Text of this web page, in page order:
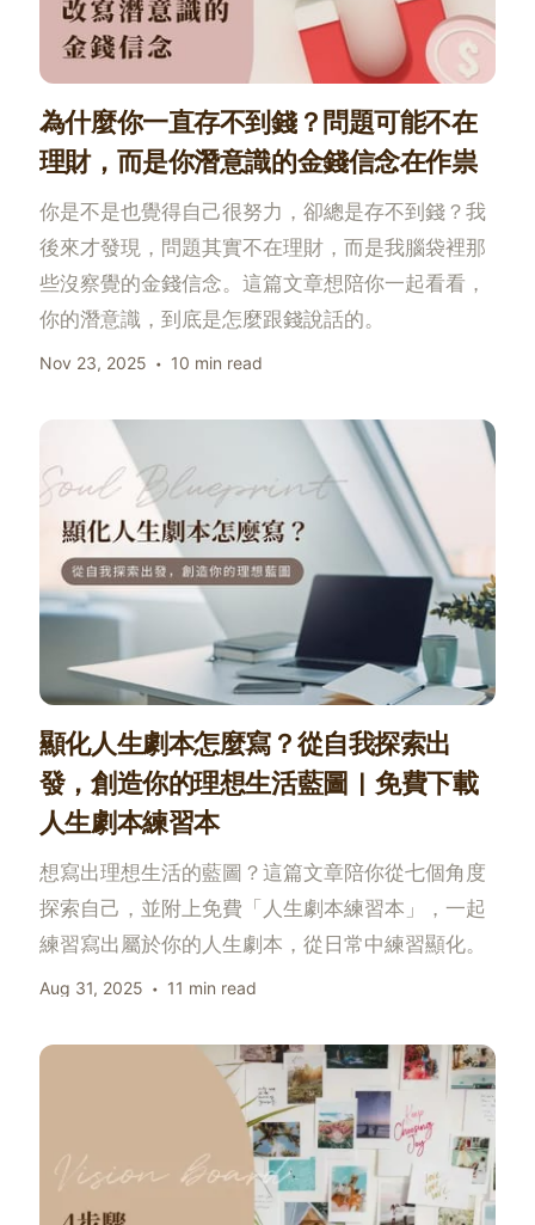
為什麼你一直存不到錢？問題可能不在
理財，而是你潛意識的金錢信念在作祟
你是不是也覺得自己很努力，卻總是存不到錢？我
後來才發現，問題其實不在理財，而是我腦袋裡那
些沒察覺的金錢信念。這篇文章想陪你一起看看，
你的潛意識，到底是怎麼跟錢說話的。
Nov 23, 2025 10 min read
顯化人生劇本怎麼寫？從自我探索出
發，創造你的理想生活藍圖 | 免費下載
人生劇本練習本
想寫出理想生活的藍圖？這篇文章陪你從七個角度
探索自己，並附上免費「人生劇本練習本」，一起
練習寫出屬於你的人生劇本，從日常中練習顯化。
Aug 31, 2025 11 min read